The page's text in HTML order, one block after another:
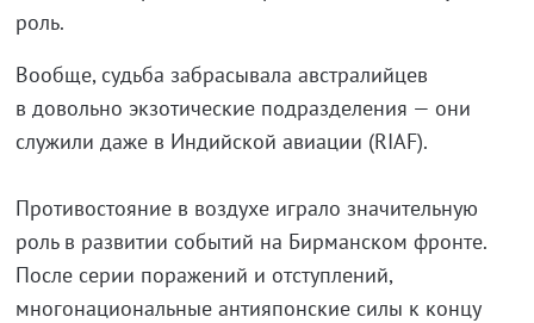
роль.
Вообще, судьба забрасывала австралийцев
в довольно экзотические подразделения — они
служили даже в Индийской авиации (RIAF).
Противостояние в воздухе играло значительную
роль в развитии событий на Бирманском фронте.
После серии поражений и отступлений,
многонациональные антияпонские силы к концу